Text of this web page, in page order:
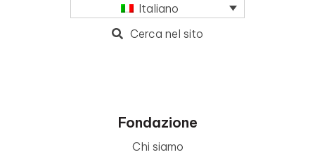
Italiano
Cerca nel sito
Fondazione
Chi siamo